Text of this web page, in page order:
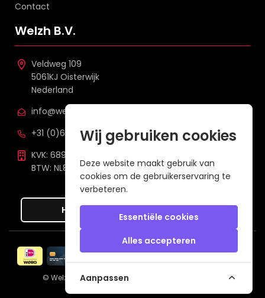
Contact
Welzh B.V.
Veldweg 109
5061KJ Oisterwijk
Nederland
info@welzh.nl
+31 (0)6 26 51 83 20
KVK: 68977387
BTW: NL857672988B01
Hier de overeenkomst ontbinden
© Welzh B.V. 2026 een webshop van
Veilig betalen met
Wij gebruiken cookies
Deze website maakt gebruik van
cookies om de gebruikerservaring te
verbeteren.
Essentiële cookies
Alles accepteren
Aanpassen